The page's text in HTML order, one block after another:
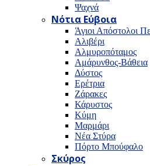
Ψαχνά
Νότια Εύβοια
Άγιοι Απόστολοι
Αλιβέρι
Αλμυροπόταμος
Αμάρυνθος-Βάθεια
Δύστος
Ερέτρια
Ζάρακες
Κάρυστος
Κύμη
Μαρμάρι
Νέα Στύρα
Πόρτο Μπούφαλο
Σκύρος